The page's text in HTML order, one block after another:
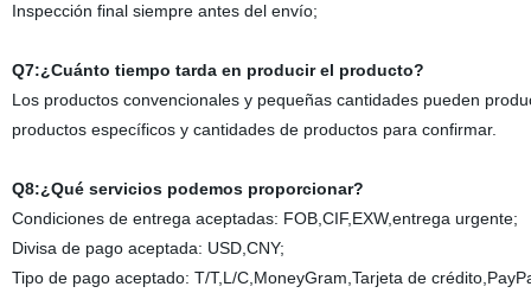
Inspección final siempre antes del envío;
Q7:¿Cuánto tiempo tarda en producir el producto?
Los productos convencionales y pequeñas cantidades pueden
productos específicos y cantidades de productos para confirmar.
Q8:¿Qué servicios podemos proporcionar?
Condiciones de entrega aceptadas: FOB,CIF,EXW,entrega urgente;
Divisa de pago aceptada: USD,CNY;
Tipo de pago aceptado: T/T,L/C,MoneyGram,Tarjeta de